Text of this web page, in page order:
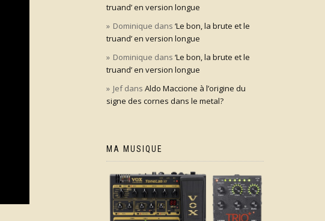
truand’ en version longue
Dominique dans ‘Le bon, la brute et le
truand’ en version longue
Dominique dans ‘Le bon, la brute et le
truand’ en version longue
Jefdans Aldo Maccione à l’origine du
signe des cornes dans le metal?
MA MUSIQUE